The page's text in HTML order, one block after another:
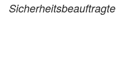
Sicherheitsbeauftragte